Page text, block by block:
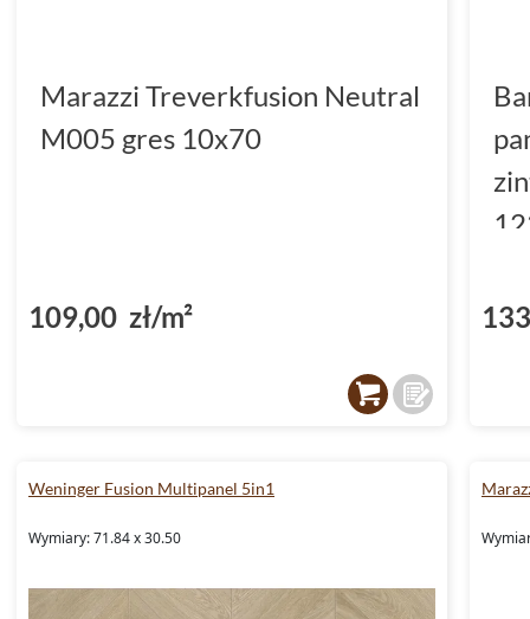
Marazzi Treverkfusion Neutral
M005 gres 10x70
109,00 zł/m²
Weninger Fusion Multipanel 5in1
Wymiary: 71.84 x 30.50